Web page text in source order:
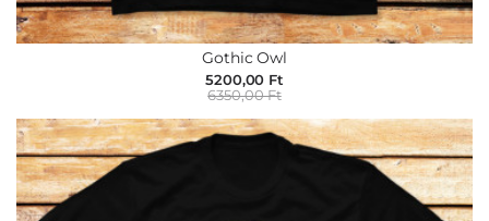
Gothic Owl
5200,00 Ft
6350,00 Ft